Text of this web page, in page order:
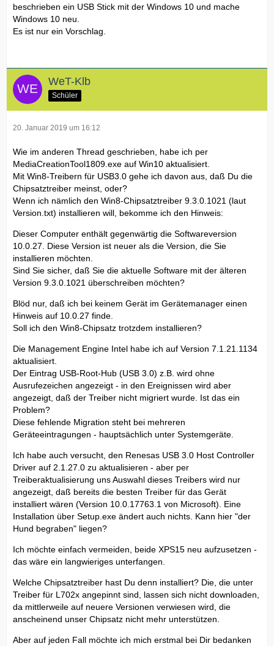
beschrieben ein USB Stick mit der Windows 10 und mache
Windows 10 neu.
Es ist nur ein Vorschlag.
WeT-Klb
Schüler
20. Januar 2019 um 16:12
Wie im anderen Thread geschrieben, habe ich per
MediaCreationTool1809.exe auf Win10 aktualisiert.
Mit Win8-Treibern für USB3.0 gehe ich davon aus, daß Du die
Chipsatztreiber meinst, oder?
Wenn ich nämlich den Win8-Chipsatztreiber 9.3.0.1021 (laut
Version.txt) installieren will, bekomme ich den Hinweis:
Dieser Computer enthält gegenwärtig die Softwareversion
10.0.27. Diese Version ist neuer als die Version, die Sie
installieren möchten.
Sind Sie sicher, daß Sie die aktuelle Software mit der älteren
Version 9.3.0.1021 überschreiben möchten?
Blöd nur, daß ich bei keinem Gerät im Gerätemanager einen
Hinweis auf 10.0.27 finde.
Soll ich den Win8-Chipsatz trotzdem installieren?
Die Management Engine Intel habe ich auf Version 7.1.21.1134
aktualisiert.
Der Eintrag USB-Root-Hub (USB 3.0) z.B. wird ohne
Ausrufezeichen angezeigt - in den Ereignissen wird aber
angezeigt, daß der Treiber nicht migriert wurde. Ist das ein
Problem?
Diese fehlende Migration steht bei mehreren
Geräteeintragungen - hauptsächlich unter Systemgeräte.
Ich habe auch versucht, den Renesas USB 3.0 Host Controller
Driver auf 2.1.27.0 zu aktualisieren - aber per
Treiberaktualisierung uns Auswahl dieses Treibers wird nur
angezeigt, daß bereits die besten Treiber für das Gerät
installiert wären (Version 10.0.17763.1 von Microsoft). Eine
Installation über Setup.exe ändert auch nichts. Kann hier "der
Hund begraben" liegen?
Ich möchte einfach vermeiden, beide XPS15 neu aufzusetzen -
das wäre ein langwieriges unterfangen.
Welche Chipsatztreiber hast Du denn installiert? Die, die unter
Treiber für L702x angepinnt sind, lassen sich nicht downloaden,
da mittlerweile auf neuere Versionen verwiesen wird, die
anscheinend unser Chipsatz nicht mehr unterstützen.
Aber auf jeden Fall möchte ich mich erstmal bei Dir bedanken